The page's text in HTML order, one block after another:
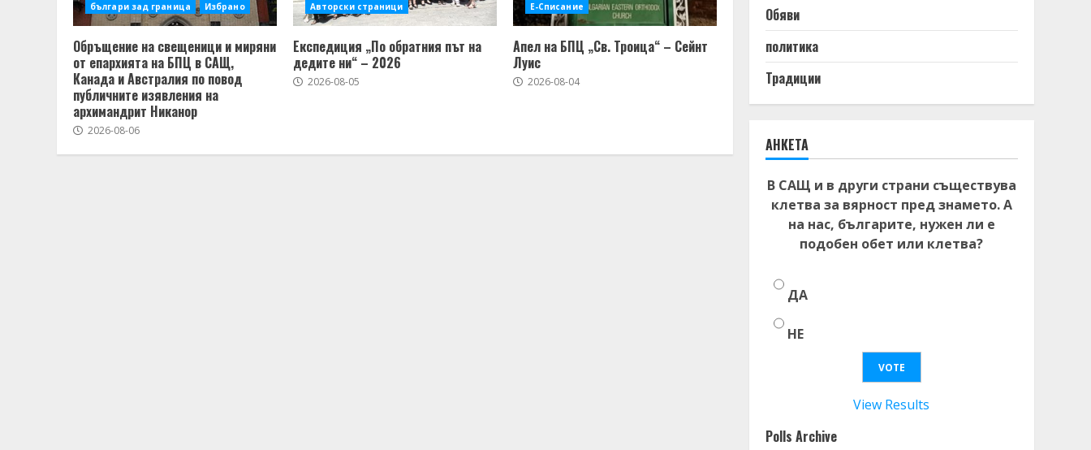
българи зад граница Избрано
Обръщение на свещеници и миряни
от епархията на БПЦ в САЩ,
Канада и Австралия по повод
публичните изявления на
архимандрит Никанор
2026-08-06
Авторски страници
Експедиция „По обратния път на
дедите ни“ – 2026
2026-08-05
Е-Списание
Апел на БПЦ „Св. Троица“ – Сейнт
Луис
2026-08-04
Обяви
политика
Традиции
АНКЕТА
В САЩ и в други страни съществува
клетва за вярност пред знамето. А
на нас, българите, нужен ли е
подобен обет или клетва?
ДА
НЕ
View Results
Polls Archive